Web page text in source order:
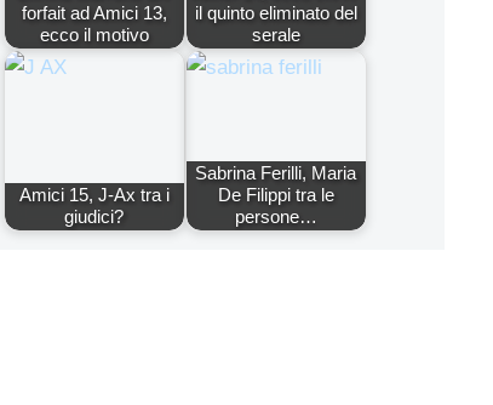
forfait ad Amici 13,
ecco il motivo
il quinto eliminato del
serale
Amici 15, J-Ax tra i
giudici?
Sabrina Ferilli, Maria
De Filippi tra le
persone…